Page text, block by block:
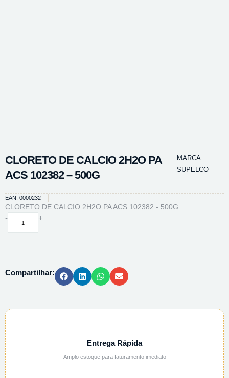
CLORETO DE CALCIO 2H2O PA
ACS 102382 – 500G
MARCA:
SUPELCO
EAN: 0000232
CLORETO DE CALCIO 2H2O PA ACS 102382 - 500G
-
CLORETO
ACS
500G
quantidade
+
Compartilhar:
Entrega Rápida
Amplo estoque para faturamento imediato